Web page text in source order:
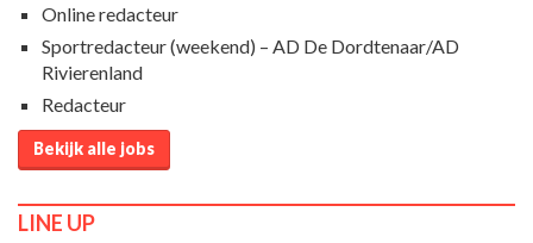
Online redacteur
Sportredacteur (weekend) – AD De Dordtenaar/AD
Rivierenland
Redacteur
Bekijk alle jobs
LINE UP